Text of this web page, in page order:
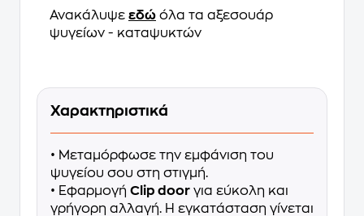
Ανακάλυψε εδώ όλα τα αξεσουάρ
ψυγείων - καταψυκτών
Χαρακτηριστικά
• Μεταμόρφωσε την εμφάνιση του
ψυγείου σου στη στιγμή.
• Εφαρμογή Clip door για εύκολη και
γρήγορη αλλαγή. Η εγκατάσταση γίνεται